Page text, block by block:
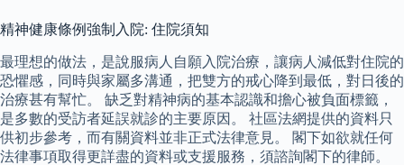
精神健康條例強制入院: 住院須知
最理想的做法，是說服病人自願入院治療，讓病人減低對住院的
恐懼感，同時與家屬多溝通，把雙方的戒心降到最低，對日後的
治療甚有幫忙。 缺乏對精神病的基本認識和擔心被負面標籤，
是多數的受訪者延誤就診的主要原因。 社區法網提供的資料只
供初步參考，而有關資料並非正式法律意見。 閣下如欲就任何
法律事項取得更詳盡的資料或支援服務，須諮詢閣下的律師。